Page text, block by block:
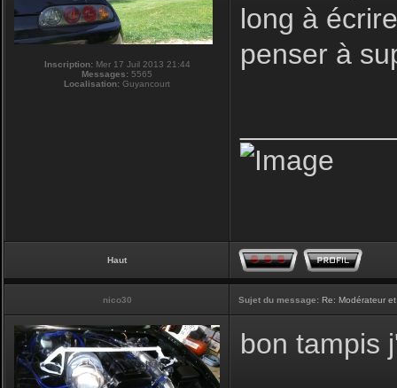
Inscription:Mer 17 Juil 2013 21:44
Messages: 5565
Localisation: Guyancourt
long à
penser à
Haut
nico30 Sujet du message: Re: Modérateur
bon tampis